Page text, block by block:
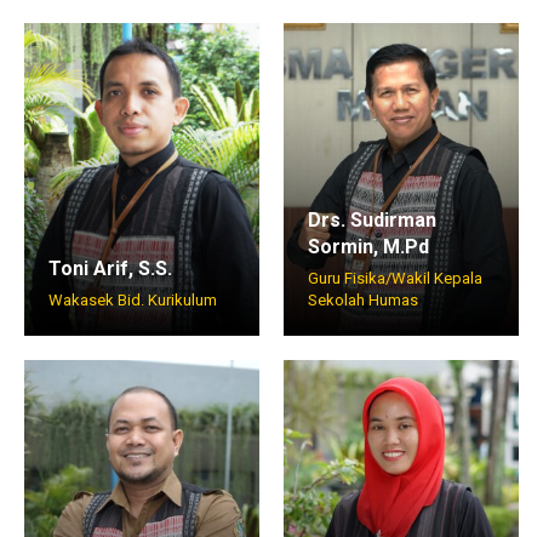
Toni Arif, S.S.
Wakasek Bid. Kurikulum
Drs. Sudirman
Sormin, M.Pd
Guru Fisika/Wakil Kepala
Sekolah Humas